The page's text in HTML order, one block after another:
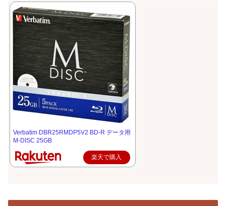
Verbatim DBR25RMDP5V2 BD-R データ用
M-DISC 25GB
楽天で購入